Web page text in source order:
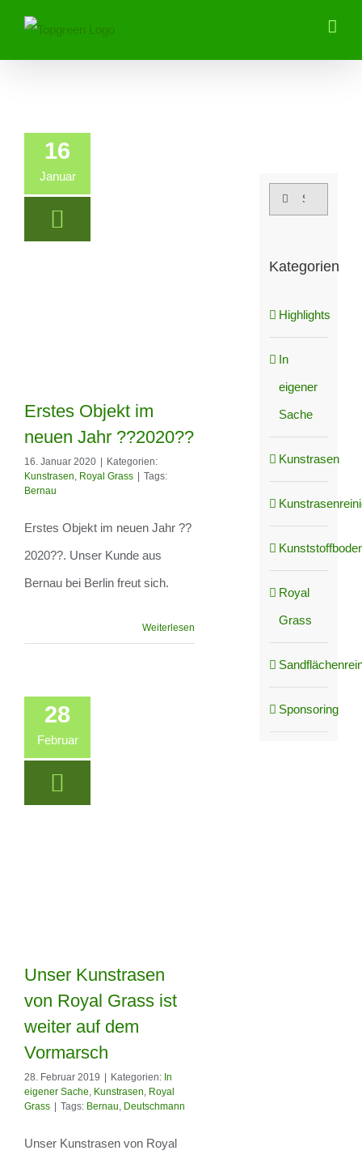
16
Januar
Erstes Objekt im
2020??
Erstes Objekt im
neuen Jahr ??2020??
16. Januar 2020
Kategorien:
Kunstrasen, Royal Grass
Tags:
Bernau
Erstes Objekt im neuen Jahr ??
2020??. Unser Kunde aus
Bernau bei Berlin freut sich.
Weiterlesen
28
Februar
Unser Kunstrasen
von Royal Grass
ist weiter auf dem
Vormarsch
Unser Kunstrasen
von Royal Grass ist
weiter auf dem
Vormarsch
28. Februar 2019 Kategorien: In
eigener Sache, Kunstrasen, Royal
Grass
Tags: Bernau, Deutschmann
Unser Kunstrasen von Royal
Suche
Kategorien
Highlights
In
eigener
Sache
Kunstrasen
Royal
Grass
Sponsoring